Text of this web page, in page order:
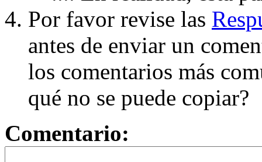
Por favor revise las
antes de enviar un
los comentarios más
qué no se puede copiar?
Comentario: